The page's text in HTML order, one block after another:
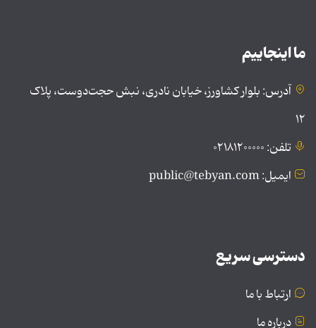
ما اینجاییم
آدرس: بلوار کشاورز، خیابان نادری، نبش حجت‌دوست، پلاک
۱۲
تلفن: ۰۲۱۸۱۲۰۰۰۰۰
ایمیل: public@tebyan.com
دسترسی سریع
ارتباط با ما
درباره ما